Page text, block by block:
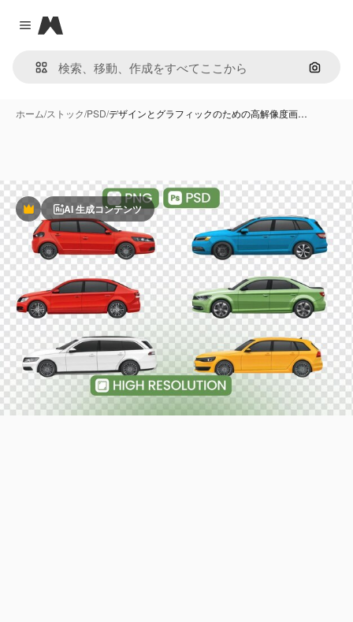
Close menu
Magnific
画像で
ホーム/ストック/PSD/デザインとグラフィックのための高解像度画…
PremiumAI 生成コンテンツ